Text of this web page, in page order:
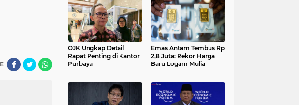
OJK Ungkap Detail
Rapat Penting di Kantor
Purbaya
Emas Antam Tembus Rp
2,8 Juta: Rekor Harga
Baru Logam Mulia